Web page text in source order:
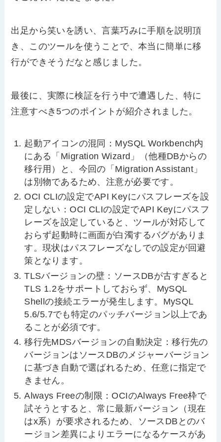
出足から笑いを誘い、言葉巧みに手順を説明頂
き、このツールを使うことで、本当に簡単に移
行ができそうだなと感じました。
最後に、実際に検証を行う中で遭遇した、特に
注意すべき 5つのポイントが紹介されました。
起動アイコンの混同： MySQL Workbench内
にある「 Migration Wizard 」（他種DBからの
移行用）と、今回の「 Migration Assistant」
は別物であるため、注意が必要です。
OCI CLIの設定でAPI Keyにパスフレーズを設
定しない： OCI CLIの設定でAPI Keyにパスフ
レーズを設定していると、ツールが対応して
おらず起動時に画面が白濁するバグがありま
す。現状はパスフレーズなしでの設定が回避
策となります。
TLSバージョンの壁：ソース DBが古すぎると
TLS 1.2をサポートしておらず、 MySQL
Shellの接続エラーが発生します。 MySQL
5.6/5.7でも特定のパッチバージョン以上であ
ることが必須です。
移行先MDSバージョンの自動決定：移行先の
バージョンはソース DBのメジャーバージョン
に基づき自動で選ばれるため、任意に指定で
きません。
Always Freeの制限： OCIのAlways Free枠で
試そうとすると、常に最新バージョン（現在
はx系）が要求されるため、ソース DB とのバ
ージョン差異によりエラーになるケースがあ